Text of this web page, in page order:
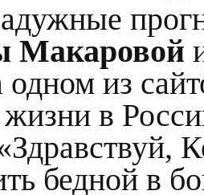
Макаровой
одном из
жизни в
бедной в